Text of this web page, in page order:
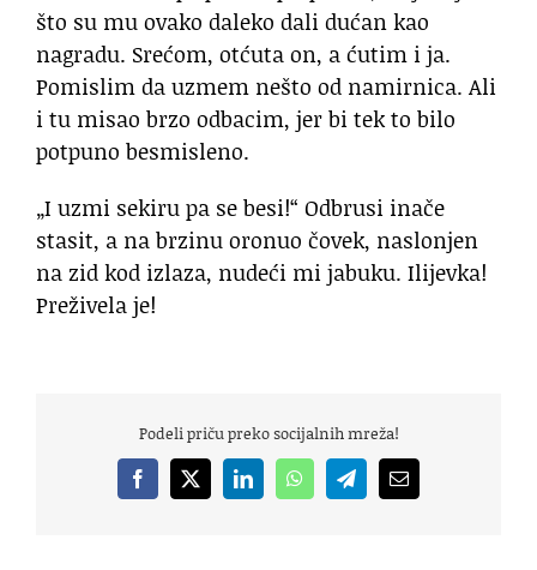
što su mu ovako daleko dali dućan kao
nagradu. Srećom, otćuta on, a ćutim i ja.
Pomislim da uzmem nešto od namirnica. Ali
i tu misao brzo odbacim, jer bi tek to bilo
potpuno besmisleno.
„I uzmi sekiru pa se besi!“ Odbrusi inače
stasit, a na brzinu oronuo čovek, naslonjen
na zid kod izlaza, nudeći mi jabuku. Ilijevka!
Preživela je!
Podeli priču preko socijalnih mreža!
Facebook
X LinkedInWhatsAppTelegramEmail